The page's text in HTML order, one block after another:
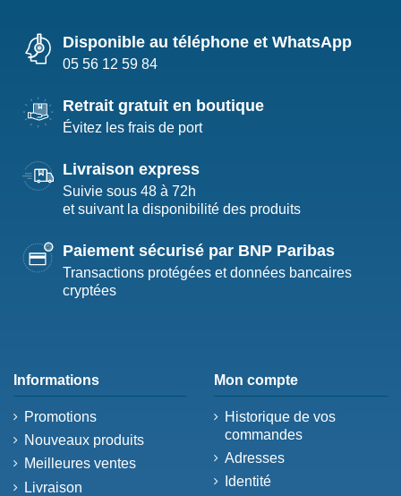
Disponible au téléphone et WhatsApp
05 56 12 59 84
Retrait gratuit en boutique
Évitez les frais de port
Livraison express
Suivie sous 48 à 72h
et suivant la disponibilité des produits
Paiement sécurisé par BNP Paribas
Transactions protégées et données bancaires
cryptées
Informations
Promotions
Nouveaux produits
Meilleures ventes
Livraison
Mon compte
Historique de vos
commandes
Adresses
Identité